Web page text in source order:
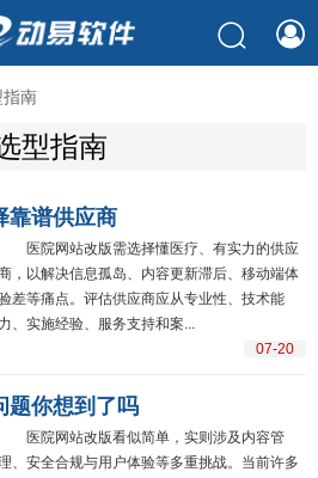
指南
型指南
靠谱供应商
医院网站改版需选择懂医疗、有实力的供应
，以解决信息孤岛、内容更新滞后、移动端体
差等痛点。评估供应商应从专业性、技术能
力、实施经验、服务支持和案...
07-20
题你想到了吗
医院网站改版看似简单，实则涉及内容管
、安全合规与用户体验等多重挑战。当前许多